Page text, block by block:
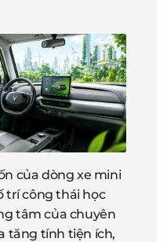
của dòng xe mini
trí công thái học
tâm của chuyên
tăng tính tiện ích,